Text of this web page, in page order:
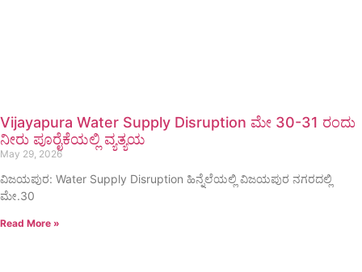
Vijayapura Water Supply Disruption ಮೇ 30-31 ರಂದು
ನೀರು ಪೂರೈಕೆಯಲ್ಲಿ ವ್ಯತ್ಯಯ
May 29, 2026
ವಿಜಯಪುರ: Water Supply Disruption ಹಿನ್ನೆಲೆಯಲ್ಲಿ ವಿಜಯಪುರ ನಗರದಲ್ಲಿ
ಮೇ.30
Read More »